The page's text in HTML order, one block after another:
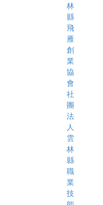
林
縣
飛
雁
創
業
協
會
社
團
法
人
雲
林
縣
職
業
技